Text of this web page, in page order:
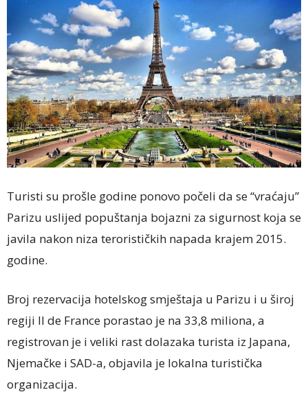
Turisti su prošle godine ponovo počeli da se “vraćaju”
Parizu uslijed popuštanja bojazni za sigurnost koja se
javila nakon niza terorističkih napada krajem 2015.
godine.
Broj rezervacija hotelskog smještaja u Parizu i u široj
regiji Il de France porastao je na 33,8 miliona, a
registrovan je i veliki rast dolazaka turista iz Japana,
Njemačke i SAD-a, objavila je lokalna turistička
organizacija.